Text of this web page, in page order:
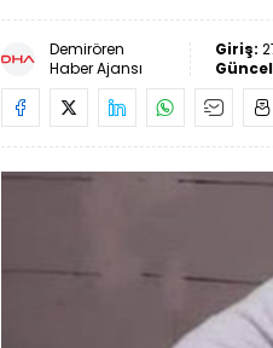
Demirören
Haber Ajansı
Giriş: